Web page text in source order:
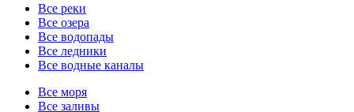
Все реки
Все озера
Все водопады
Все ледники
Все водные каналы
Все моря
Все заливы